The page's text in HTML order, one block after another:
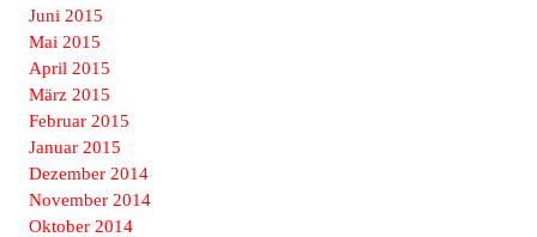
Juni 2015
Mai 2015
April 2015
März 2015
Februar 2015
Januar 2015
Dezember 2014
November 2014
Oktober 2014